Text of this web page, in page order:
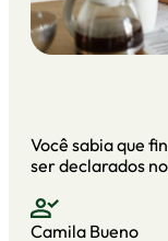
Você sabia que
ser declarados
Camila Bueno